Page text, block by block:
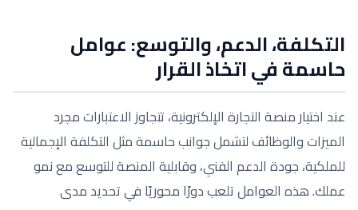
التكلفة، الدعم، والتوسع: عوامل
حاسمة في اتخاذ القرار
عند اختيار منصة التجارة الإلكترونية، تتجاوز الاعتبارات مجرد
الميزات والوظائف لتشمل جوانب حاسمة مثل التكلفة الإجمالية
للملكية، جودة الدعم الفني، وقابلية المنصة للتوسع مع نمو
عملك. هذه العوامل تلعب دورًا محوريًا في تحديد مدى